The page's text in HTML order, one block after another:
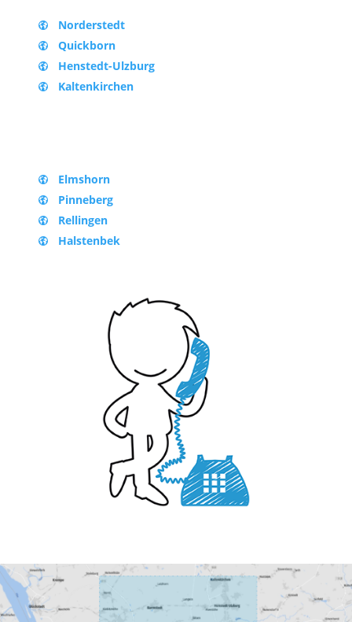
Norderstedt
Quickborn
Henstedt-Ulzburg
Kaltenkirchen
Elmshorn
Pinneberg
Rellingen
Halstenbek